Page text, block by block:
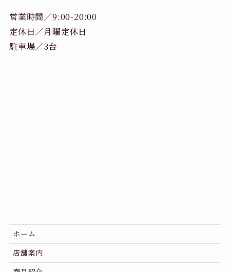
営業時間／9:00-20:00
定休日／月曜定休日
駐車場／3台
ホーム
店舗案内